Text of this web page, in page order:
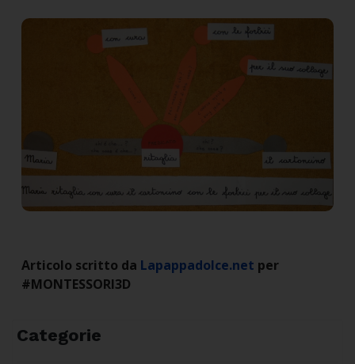
Articolo scritto da Lapappadolce.net per
#MONTESSORI3D
Categorie